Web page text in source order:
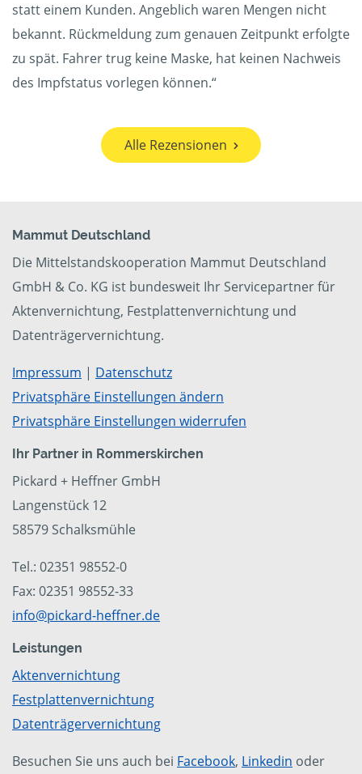
statt einem Kunden. Angeblich waren Mengen nicht
bekannt. Rückmeldung zum genauen Zeitpunkt erfolgte
zu spät. Fahrer trug keine Maske, hat keinen Nachweis
des Impfstatus vorlegen können.“
Alle Rezensionen
Mammut Deutschland
Die Mittelstandskooperation Mammut Deutschland
GmbH & Co. KG ist bundesweit Ihr Servicepartner für
Aktenvernichtung, Festplattenvernichtung und
Datenträgervernichtung.
Impressum | Datenschutz
Privatsphäre Einstellungen ändern
Privatsphäre Einstellungen widerrufen
Ihr Partner in Rommerskirchen
Pickard + Heffner GmbH
Langenstück 12
58579 Schalksmühle
Tel.: 02351 98552-0
Fax: 02351 98552-33
info@pickard-heffner.de
Leistungen
Aktenvernichtung
Festplattenvernichtung
Datenträgervernichtung
Besuchen Sie uns auch bei Facebook, Linkedin oder